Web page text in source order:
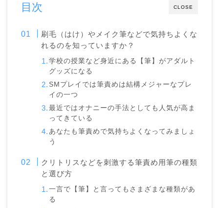
CLOSE
目次
刷毛（はけ）やメイク筆などで気持ちよくな
れるのを知っていますか？
学校の授業など身近にある【筆】がアダルト
グッズになる
SMプレイでは筆責めは結構メジャーなプレ
イの一つ
最近ではオナニーの手法としても人気が高ま
ってきている
あなたも筆責めで気持ちよくなってみましょ
う
クリトリスなどを刺激する筆責め用筆の種類
と選び方
一言で【筆】と言ってもさまざまな種類があ
る